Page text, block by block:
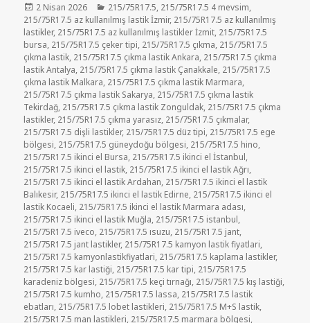
Yayın
tarihi
2 Nisan 2026 Kategoriler
215/75R17.5, 215/75R17.5 4 mevsim,
215/75R17.5 az kullanılmış lastik İzmir, 215/75R17.5 az kullanılmış
lastikler, 215/75R17.5 az kullanılmış lastikler İzmit, 215/75R17.5
bursa, 215/75R17.5 çeker tipi, 215/75R17.5 çıkma, 215/75R17.5
çıkma lastik, 215/75R17.5 çıkma lastik Ankara, 215/75R17.5 çıkma
lastik Antalya, 215/75R17.5 çıkma lastik Çanakkale, 215/75R17.5
çıkma lastik Malkara, 215/75R17.5 çıkma lastik Marmara,
215/75R17.5 çıkma lastik Sakarya, 215/75R17.5 çıkma lastik
Tekirdağ, 215/75R17.5 çıkma lastik Zonguldak, 215/75R17.5 çıkma
lastikler, 215/75R17.5 çıkma yarasız, 215/75R17.5 çıkmalar,
215/75R17.5 dişli lastikler, 215/75R17.5 düz tipi, 215/75R17.5 ege
bölgesi, 215/75R17.5 güneydoğu bölgesi, 215/75R17.5 hino,
215/75R17.5 ikinci el Bursa, 215/75R17.5 ikinci el İstanbul,
215/75R17.5 ikinci el lastik, 215/75R17.5 ikinci el lastik Ağrı,
215/75R17.5 ikinci el lastik Ardahan, 215/75R17.5 ikinci el lastik
Balıkesir, 215/75R17.5 ikinci el lastik Edirne, 215/75R17.5 ikinci el
lastik Kocaeli, 215/75R17.5 ikinci el lastik Marmara adası,
215/75R17.5 ikinci el lastik Muğla, 215/75R17.5 istanbul,
215/75R17.5 iveco, 215/75R17.5 ısuzu, 215/75R17.5 jant,
215/75R17.5 jant lastikler, 215/75R17.5 kamyon lastik fiyatlari,
215/75R17.5 kamyonlastikfiyatlari, 215/75R17.5 kaplama lastikler,
215/75R17.5 kar lastiği, 215/75R17.5 kar tipi, 215/75R17.5
karadeniz bölgesi, 215/75R17.5 keçi tırnağı, 215/75R17.5 kış lastiği,
215/75R17.5 kumho, 215/75R17.5 lassa, 215/75R17.5 lastik
ebatları, 215/75R17.5 lobet lastikleri, 215/75R17.5 M+S lastik,
215/75R17.5 man lastikleri, 215/75R17.5 marmara bölgesi,